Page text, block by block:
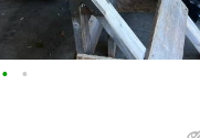
• •